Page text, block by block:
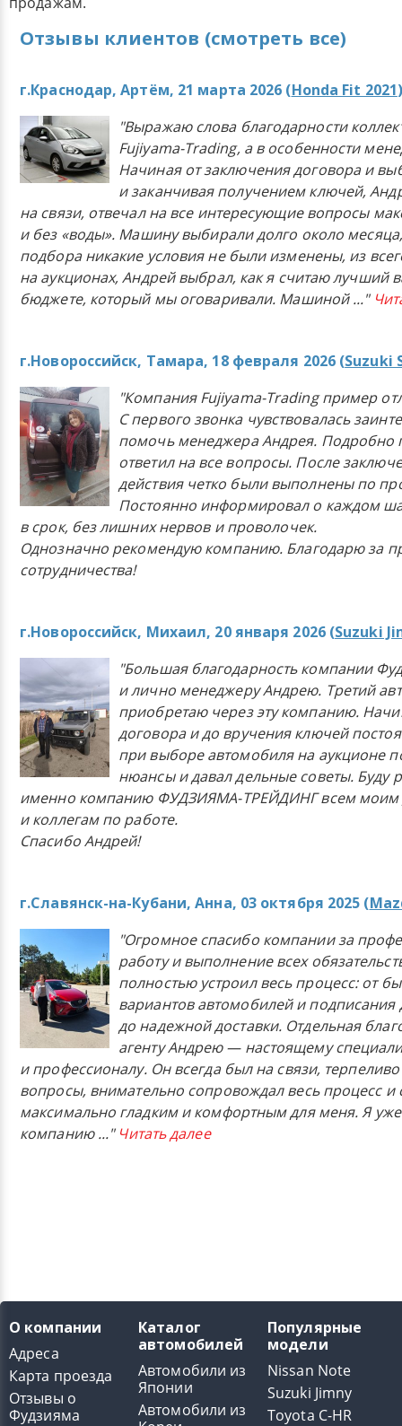
Отзывы клиентов (смотреть все)
г.Краснодар, Артём, 21 марта 2026 (Honda Fit 2021
"Выражаю слова благодарности
Fujiyama-Trading, а в особенности
Начиная от заключения договора и
и заканчивая получением ключей,
на связи, отвечал на все интересующие вопросы
и без «воды». Машину выбирали долго около
подбора никакие условия не были изменены, из
на аукционах, Андрей выбрал, как я считаю лучший
бюджете, который мы оговаривали. Машиной..."
г.Новороссийск, Тамара, 18 февраля 2026 (Suzuki
"Компания Fujiyama-Trading пример
С первого звонка чувствовалась
помочь менеджера Андрея. Подробно
ответил на все вопросы. После
действия четко были выполнены по
Постоянно информировал о каждом
в срок, без лишних нервов и проволочек.
Однозначно рекомендую компанию. Благодарю за
сотрудничества!
г.Новороссийск, Михаил, 20 января 2026 (Suzuki
"Большая благодарность компании
и лично менеджеру Андрею. Третий
приобретаю через эту компанию.
договора и до вручения ключей
при выборе автомобиля на аукционе
нюансы и давал дельные советы. Буду
именно компанию ФУДЗИЯМА-ТРЕЙДИНГ всем моим
и коллегам по работе.
Спасибо Андрей!
г.Славянск-на-Кубани, Анна, 03 октября 2025 (
"Огромное спасибо компании за
работу и выполнение всех
полностью устроил весь процесс: от
вариантов автомобилей и подписания
до надежной доставки. Отдельная
агенту Андрею — настоящему
и профессионалу. Он всегда был на связи,
вопросы, внимательно сопровождал весь процесс и
максимально гладким и комфортным для меня. Я
компанию..." Читать далее
О компании
Адреса
Карта проезда
Отзывы о
Фудзияма
Каталог
автомобилей
Автомобили из
Японии
Автомобили из
Популярные
модели
Nissan Note
Suzuki Jimny
Toyota C-HR